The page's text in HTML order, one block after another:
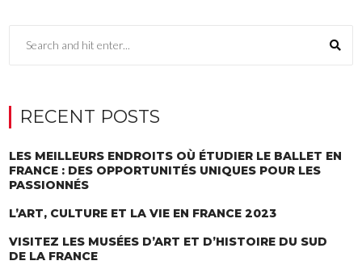
RECENT POSTS
LES MEILLEURS ENDROITS OÙ ÉTUDIER LE BALLET EN
FRANCE : DES OPPORTUNITÉS UNIQUES POUR LES
PASSIONNÉS
L’ART, CULTURE ET LA VIE EN FRANCE 2023
VISITEZ LES MUSÉES D’ART ET D’HISTOIRE DU SUD
DE LA FRANCE